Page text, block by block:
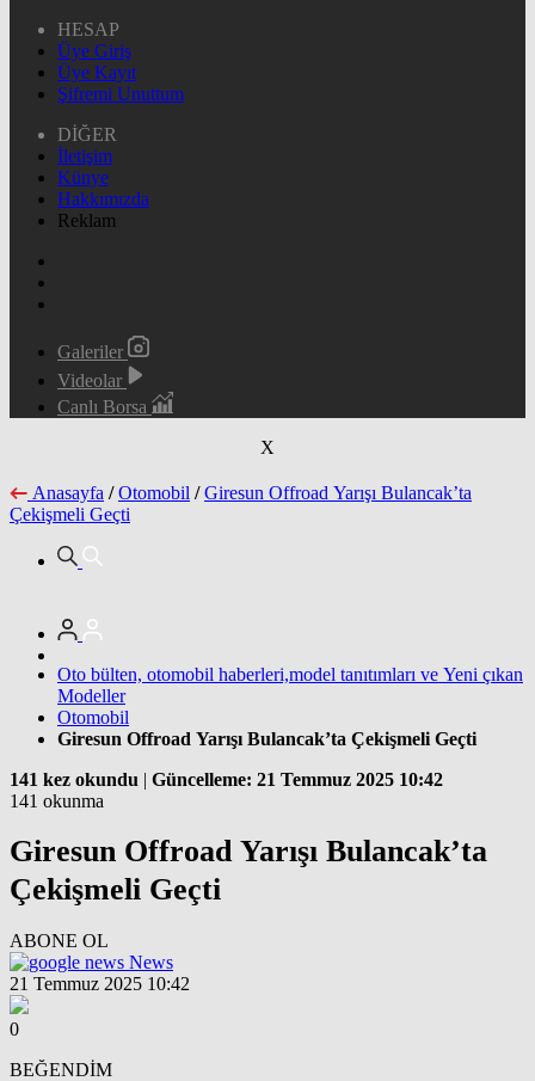
HESAP
Üye Giriş
Üye Kayıt
Şifremi Unuttum
DİĞER
İletişim
Künye
Hakkımızda
Reklam
Galeriler
Videolar
Canlı Borsa
X
Anasayfa / Otomobil / Giresun Offroad Yarışı Bulancak’ta
Çekişmeli Geçti
Oto bülten, otomobil haberleri,model tanıtımları ve Yeni çıkan
Modeller
Otomobil
Giresun Offroad Yarışı Bulancak’ta Çekişmeli Geçti
141 kez okundu | Güncelleme: 21 Temmuz 2025 10:42
141 okunma
Giresun Offroad Yarışı Bulancak’ta
Çekişmeli Geçti
ABONE OL
News
21 Temmuz 2025 10:42
0
BEĞENDİM